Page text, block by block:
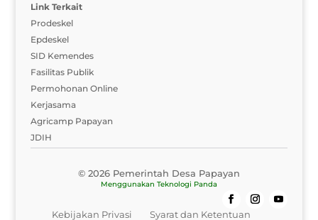
Link Terkait
Prodeskel
Epdeskel
SID Kemendes
Fasilitas Publik
Permohonan Online
Kerjasama
Agricamp Papayan
JDIH
© 2026 Pemerintah Desa Papayan
Menggunakan Teknologi Panda
Kebijakan Privasi Syarat dan Ketentuan